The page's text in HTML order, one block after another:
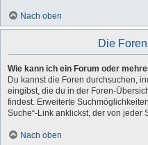
Nach oben
Die
Wie kann ich ein Forum oder
Du kannst die Foren durchsuchen,
eingibst, die du in der Foren-
findest. Erweiterte
Suche“-Link anklickst, der von jeder
Nach oben